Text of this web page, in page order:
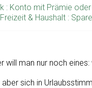
: Konto mit Prämie
Freizeit & Haushalt :
will man nur noch eines:
aber sich in